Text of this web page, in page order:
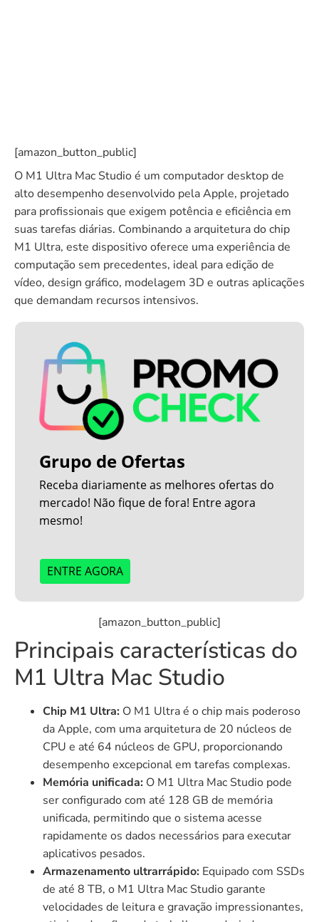
[amazon_button_public]
O M1 Ultra Mac Studio é um computador desktop de
alto desempenho desenvolvido pela Apple, projetado
para profissionais que exigem potência e eficiência em
suas tarefas diárias. Combinando a arquitetura do chip
M1 Ultra, este dispositivo oferece uma experiência de
computação sem precedentes, ideal para edição de
vídeo, design gráfico, modelagem 3D e outras aplicações
que demandam recursos intensivos.
Grupo de Ofertas
Receba diariamente as melhores ofertas do
mercado! Não fique de fora! Entre agora
mesmo!
ENTRE AGORA
[amazon_button_public]
Principais características do
M1 Ultra Mac Studio
Chip M1 Ultra: O M1 Ultra é o chip mais poderoso
da Apple, com uma arquitetura de 20 núcleos de
CPU e até 64 núcleos de GPU, proporcionando
desempenho excepcional em tarefas complexas.
Memória unificada: O M1 Ultra Mac Studio pode
ser configurado com até 128 GB de memória
unificada, permitindo que o sistema acesse
rapidamente os dados necessários para executar
aplicativos pesados.
Armazenamento ultrarrápido: Equipado com SSDs
de até 8 TB, o M1 Ultra Mac Studio garante
velocidades de leitura e gravação impressionantes,